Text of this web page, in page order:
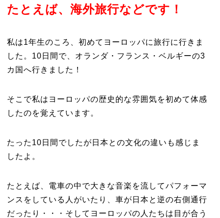
たとえば、海外旅行などです！
私は1年生のころ、初めてヨーロッパに旅行に行きま
した。10日間で、オランダ・フランス・ベルギーの3
カ国へ行きました！
そこで私はヨーロッパの歴史的な雰囲気を初めて体感
したのを覚えています。
たった10日間でしたが日本との文化の違いも感じま
したよ。
たとえば、電車の中で大きな音楽を流してパフォーマ
ンスをしている人がいたり、車が日本と逆の右側通行
だったり・・・そしてヨーロッパの人たちは目が合う